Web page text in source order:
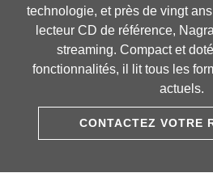
technologie, et près de vingt
lecteur CD de référence,
streaming. Compact et
fonctionnalités, il lit tous les
actuels.
CONTACTEZ VOTRE